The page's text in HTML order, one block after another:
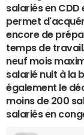
salariés en CDD
permet
encore de
temps de
neuf mois
salarié nuit à la
également le
moins de 200
salariés en